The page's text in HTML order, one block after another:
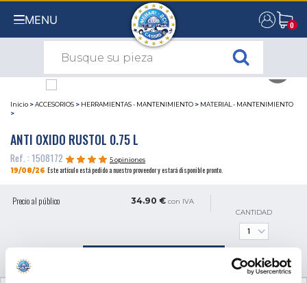
MENU 0
0
Inicio >ACCESORIOS > HERRAMIENTAS - MANTENIMIENTO > MATERIAL - MANTENIMIENTO
>
ANTI OXIDO RUSTOL 0.75 L
Ref. : 1508172
5 opiniones
19/08/26 Este artículo está pedido a nuestro proveedor y estará disponible pronto.
Precio al público 34.90 € con IVA
CANTIDAD